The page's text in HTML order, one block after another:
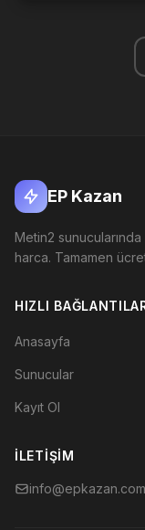
EP Kazan
Metin2
harca. Tamamen
HIZLI
Anasayfa
Sunucular
Kayıt Ol
İLETIŞIM
info@epkazan.com